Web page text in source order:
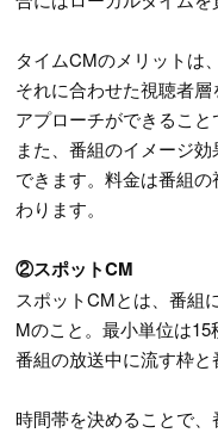
タイムCMのメリットは
それに合わせた視聴者
アプローチができること
また、番組のイメージ
できます。料金は番組
わります。
②スポットCM
スポットCMとは、番組
Mのこと。最小単位は15
番組の放送中に流す枠と
時間帯を決めることで